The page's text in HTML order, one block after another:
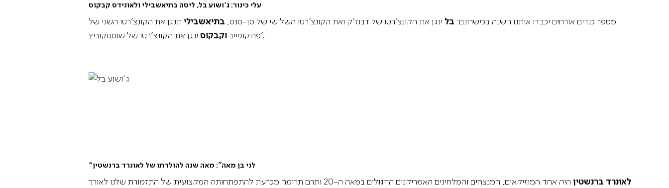
עלי כינור: ג‘ושוע בל,
מספר כנרים אורחים יכבדו אותנו השנה בכישרונם: בל ינגן את הקונצ’רטו של דבוז’ק ואת הקונצ’רטו השלישי של סן-סנס, בתיאשביליתנגן את הקונצ’רטו השני של
פרוקופייב וקבקוס ינגן את הקונצ’רטו של שוסטקוביץ’.
“לני בן מאה”: מאה שנה להולדתו של לאונרד ברנשטין
לאונרד ברנשטין
היה אחד המוזיקאים, המנצחים והמלחינים האמריקנים הדגולים במאה ה-20 ותרם תרומה מכרעת להתפתחותה המקצועית של התזמורת שלנו לאורך